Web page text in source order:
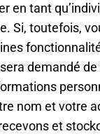
en tant
Si, toutefois,
demandé
nom et votre
et